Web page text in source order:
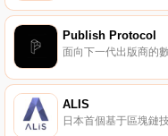
Publish Protocol
ALIS